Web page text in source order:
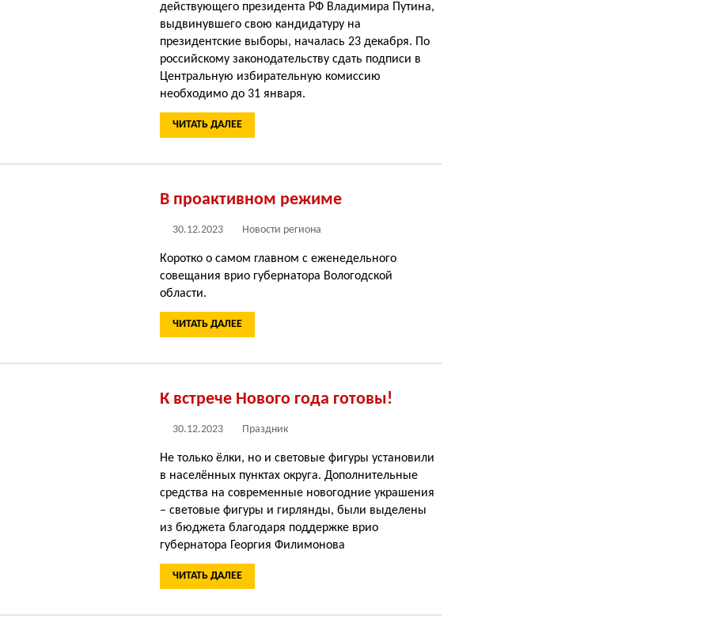
действующего президента РФ Владимира Путина,
выдвинувшего свою кандидатуру на
президентские выборы, началась 23 декабря. По
российскому законодательству сдать подписи в
Центральную избирательную комиссию
необходимо до 31 января.
ЧИТАТЬ ДАЛЕЕ
В проактивном режиме
30.12.2023 Новости региона
Коротко о самом главном с еженедельного
совещания врио губернатора Вологодской
области.
ЧИТАТЬ ДАЛЕЕ
К встрече Нового года готовы!
30.12.2023 Праздник
Не только ёлки, но и световые фигуры установили
в населённых пунктах округа. Дополнительные
средства на современные новогодние украшения
– световые фигуры и гирлянды, были выделены
из бюджета благодаря поддержке врио
губернатора Георгия Филимонова
ЧИТАТЬ ДАЛЕЕ